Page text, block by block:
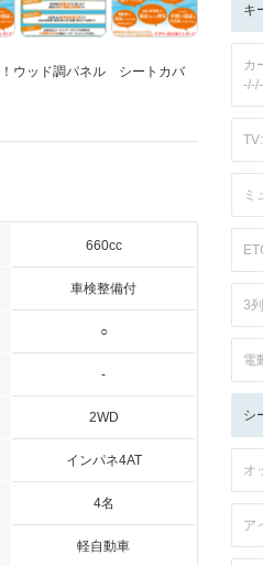
！ウッド調パネル シートカバ
660cc
車検整備付
○
-
2WD
インパネ4AT
4名
軽自動車
キ
カ
ミ
3
電
シ
オ
ア